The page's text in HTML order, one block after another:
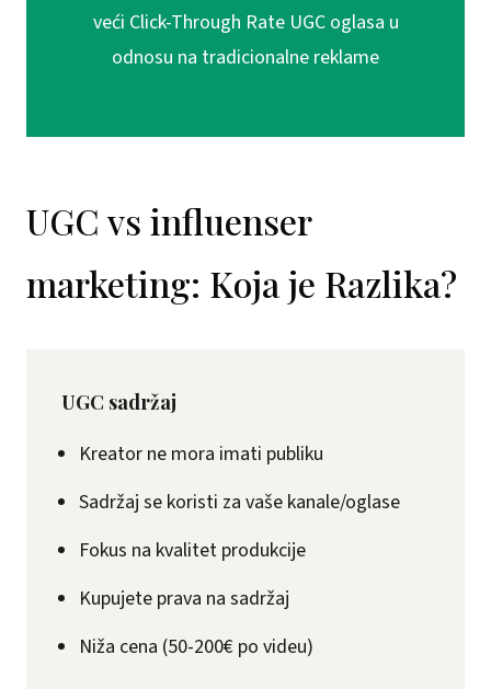
veći Click-Through Rate UGC oglasa u
odnosu na tradicionalne reklame
UGC vs influenser
marketing: Koja je Razlika?
UGC sadržaj
Kreator ne mora imati publiku
Sadržaj se koristi za vaše kanale/oglase
Fokus na kvalitet produkcije
Kupujete prava na sadržaj
Niža cena (50-200€ po videu)